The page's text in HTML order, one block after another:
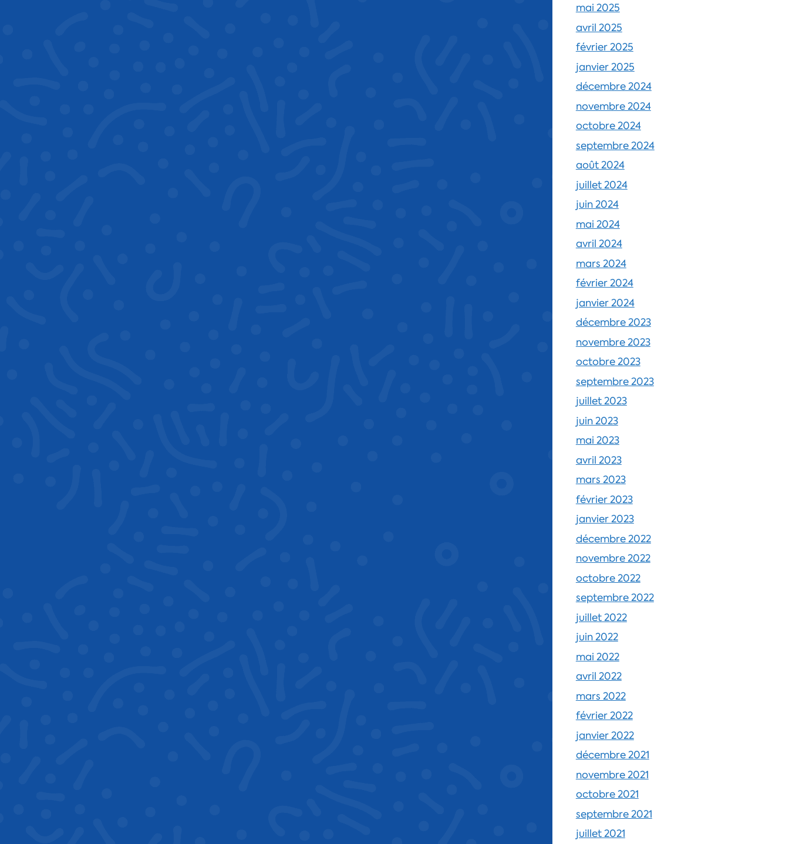
mai 2025
avril 2025
février 2025
janvier 2025
décembre 2024
novembre 2024
octobre 2024
septembre 2024
août 2024
juillet 2024
juin 2024
mai 2024
avril 2024
mars 2024
février 2024
janvier 2024
décembre 2023
novembre 2023
octobre 2023
septembre 2023
juillet 2023
juin 2023
mai 2023
avril 2023
mars 2023
février 2023
janvier 2023
décembre 2022
novembre 2022
octobre 2022
septembre 2022
juillet 2022
juin 2022
mai 2022
avril 2022
mars 2022
février 2022
janvier 2022
décembre 2021
novembre 2021
octobre 2021
septembre 2021
juillet 2021